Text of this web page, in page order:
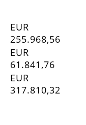
EUR
255.968,56
EUR
61.841,76
EUR
317.810,32